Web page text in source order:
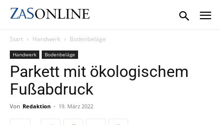
Start Handwerk Bodenbeläge
Handwerk Bodenbeläge
Parkett mit ökologischem
Fußabdruck
Von Redaktion - 19. März 2022